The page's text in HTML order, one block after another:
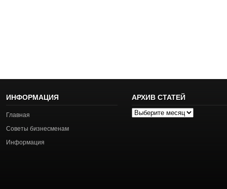
ИНФОРМАЦИЯ
Главная
Советы бизнесменам
Информация
АРХИВ СТАТЕЙ
Архив